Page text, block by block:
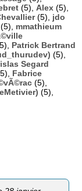
(5), Alex (5),
(5), jdo
(5), mmathieum
Patrick Bertrand
(5),
Segard
Fabrice
(5),
(5),